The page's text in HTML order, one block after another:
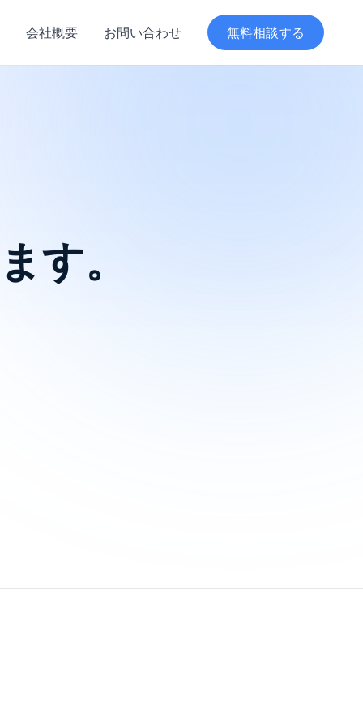
会社概要 お問い合わせ 無料相談する
す。